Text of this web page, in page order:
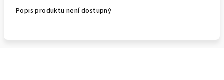
Popis produktu není dostupný